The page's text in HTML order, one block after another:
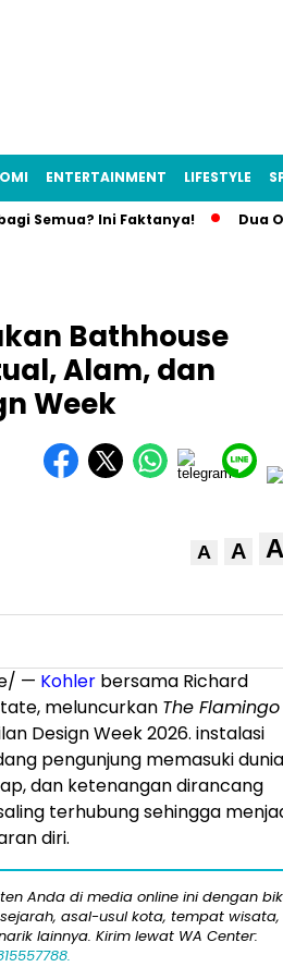
ENTERTAINMENT LIFESTYLE
Ini Faktanya! Dua Orang
Bathhouse
Alam, dan
Week
A A A
— Kohler bersama Richard
meluncurkan The Flamingo
Design Week 2026. instalasi
pengunjung memasuki dunia
dan ketenangan dirancang
terhubung sehingga
diri.
Anda di media online ini dengan
asal-usul kota, tempat wisata,
lainnya. Kirim lewat WA Center: